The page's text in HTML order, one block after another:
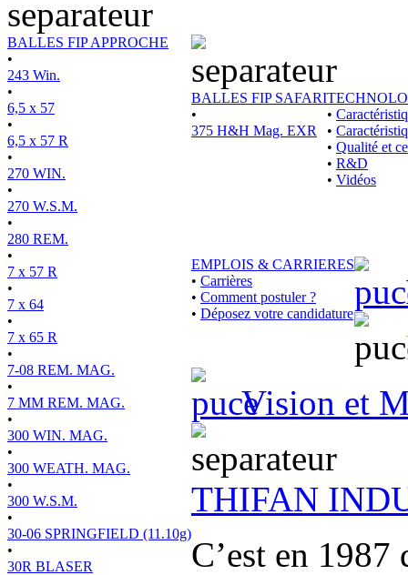
BALLES FIP APPROCHE
•
243 Win.
•
6,5 x 57
•
6,5 x 57 R
•
270 WIN.
•
270 W.S.M.
•
280 REM.
•
7 x 57 R
•
7 x 64
•
7 x 65 R
•
7-08 REM. MAG.
•
7 MM REM. MAG.
•
300 WIN. MAG.
•
300 WEATH. MAG.
•
300 W.S.M.
•
30-06 SPRINGFIELD (11.10g)
•
30R BLASER
BALLES FIP SAFARI
•
375 H&H Mag. EXR
•
•
• Qualité et
• R&D
• Vidéos
EMPLOIS & CARRIERES
• Carrières
• Comment postuler ?
• Déposez votre candidature
Vision et
THIFAN
C’est en 1987